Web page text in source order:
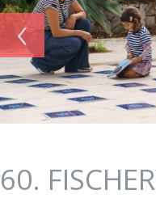
‹
60.